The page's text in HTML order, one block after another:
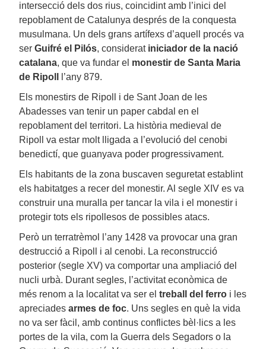
intersecció dels dos rius, coincidint amb l’inici del
repoblament de Catalunya després de la conquesta
musulmana. Un dels grans artífexs d’aquell procés va
ser Guifré el Pilós, considerat iniciador de la nació
catalana, que va fundar el monestir de Santa Maria
de Ripoll
l’any 879.
Els monestirs de Ripoll i de Sant Joan de les
Abadesses van tenir un paper cabdal en el
repoblament del territori. La història medieval de
Ripoll va estar molt lligada a l’evolució del cenobi
benedictí, que guanyava poder progressivament.
Els habitants de la zona buscaven seguretat establint
els habitatges a recer del monestir. Al segle XIV es va
construir una muralla per tancar la vila i el monestir i
protegir tots els ripollesos de possibles atacs.
Però un terratrèmol l’any 1428 va provocar una gran
destrucció a Ripoll i al cenobi. La reconstrucció
posterior (segle XV) va comportar una ampliació del
nucli urbà. Durant segles, l’activitat econòmica de
més renom a la localitat va ser el treball del ferro i les
apreciades armes de foc. Uns segles en què la vida
no va ser fàcil, amb continus conflictes bèl·lics a les
portes de la vila, com la Guerra dels Segadors o la